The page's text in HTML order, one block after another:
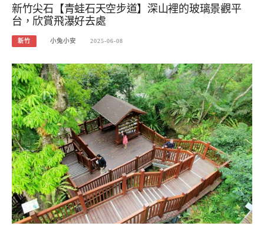
新竹尖石【青蛙石天空步道】深山裡的玻璃景觀平
台，欣賞飛瀑好去處
新竹 小兔小安 2025-06-08